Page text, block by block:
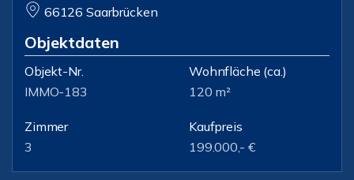
66126 Saarbrücken
Objektdaten
Objekt-Nr.
IMMO-183
Wohnfläche (ca.)
120 m²
Zimmer
3
Kaufpreis
199.000,- €